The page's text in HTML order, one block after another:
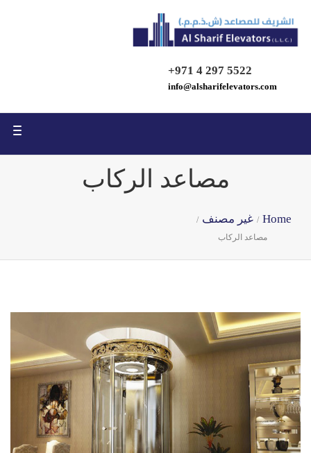
+971 4 297 5522
info@alsharifelevators.com
مصاعد الركاب
Home
/ غير مصنف /
مصاعد الركاب